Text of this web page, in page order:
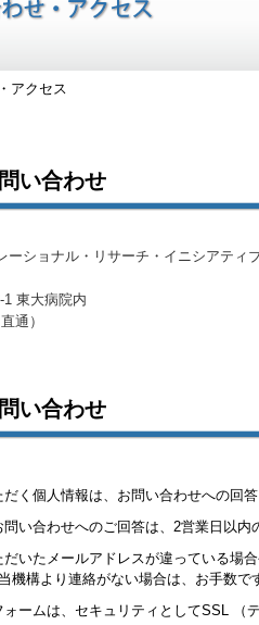
アクセス
い合わせ
ショナル・リサーチ・イニシアティブ
1 東大病院内
通）
い合わせ
く個人情報は、お問い合わせへの回
問い合わせへのご回答は、2営業日以
だいたメールアドレスが違っている場
機構より連絡がない場合は、お手数で
ームは、セキュリティとしてSSL （